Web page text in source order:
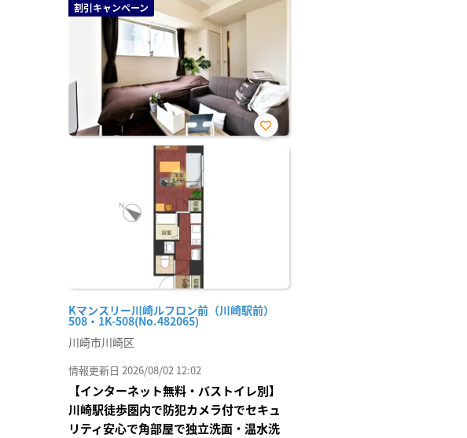
割引キャンペーン
Kマンスリー川崎ルフロン前（川崎駅前）
508・1K-508(No.482065)
お気
川崎市川崎区
情報更新日 2026/08/02 12:02
【インターネット無料・バストイレ別】
川崎駅徒歩圏内で防犯カメラ付でセキュ
リティ安心で角部屋で独立洗面・温水洗